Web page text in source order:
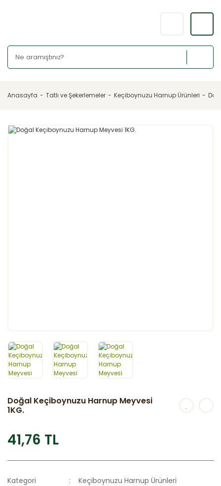
Anasayfa Tatlı ve Şekerlemeler Keçiboynuzu Harnup Ürünleri
Doğal Keçiboynuzu Harnup Meyvesi
1KG.
41,76 TL
Kategori
Keçiboynuzu Harnup Ürünleri